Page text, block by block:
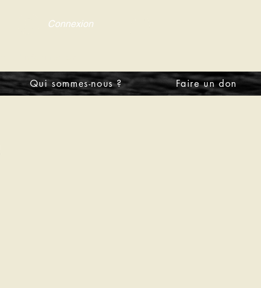
Connexion
Qui sommes-nous ? Faire un don